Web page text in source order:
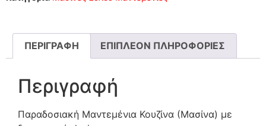
ΠΕΡΙΓΡΑΦΉ ΕΠΙΠΛΈΟΝ ΠΛΗΡΟΦΟΡΊΕΣ
Περιγραφή
Παραδοσιακή Μαντεμένια Κουζίνα (Μασίνα) με